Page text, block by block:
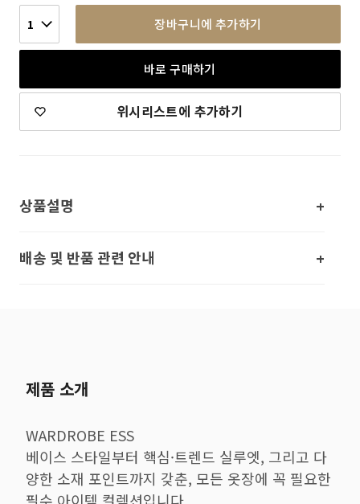
1 장바구니에 추가하기
바로 구매하기
위시리스트에 추가하기
상품설명
배송 및 반품 관련 안내
제품 소개
WARDROBE ESS
베이스 스타일부터 핵심·트렌드 실루엣, 그리고 다
양한 소재 포인트까지 갖춘, 모든 옷장에 꼭 필요한